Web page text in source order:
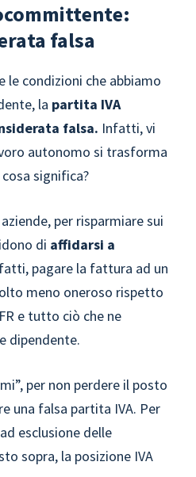
falsa
le condizioni che abbiamo
la partita IVA
falsa. Infatti, vi
autonomo si trasforma
significa?
per risparmiare sui
di affidarsi a
pagare la fattura ad un
meno oneroso rispetto
e tutto ciò che ne
dipendente.
per non perdere il posto
una falsa partita IVA. Per
esclusione delle
sopra, la posizione IVA